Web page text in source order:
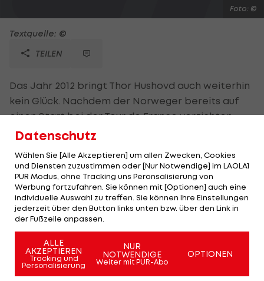
Foto: ©
Textquelle: ©
TEILEN
Das Jahr 2012 bringt Thor Hushovd auch weiterhin
kein Glück. Nachdem der Norweger bereits auf
einen Start bei der Tour de France verzichten
musste, werden auch die Olympischen Spiele in
gehen. Eine Viruserkrankung lässt einen Start des
34-Jährigen nicht zu. Hushovd ist untröstlich: "Der
Parcours in London wäre auf mich zugeschnitten
gewesen. Aber mein Körper lässt derzeit keine
andere Entscheidung zu."
Mehr zum Thema
Datenschutz
Wählen Sie [Alle Akzeptieren] um allen Zwecken, Cookies
und Diensten zuzustimmen oder [Nur Notwendige] im LAOLA1
PUR Modus, ohne Tracking uns Peronsalisierung von
Werbung fortzufahren. Sie können mit [Optionen] auch eine
individuelle Auswahl zu treffen. Sie können Ihre Einstellungen
jederzeit über den Button links unten bzw. über den Link in
der Fußzeile anpassen.
ALLE
AKZEPTIEREN
Tracking und
Personalisierung
NUR
NOTWENDIGE
Weiter mit PUR-Abo
OPTIONEN